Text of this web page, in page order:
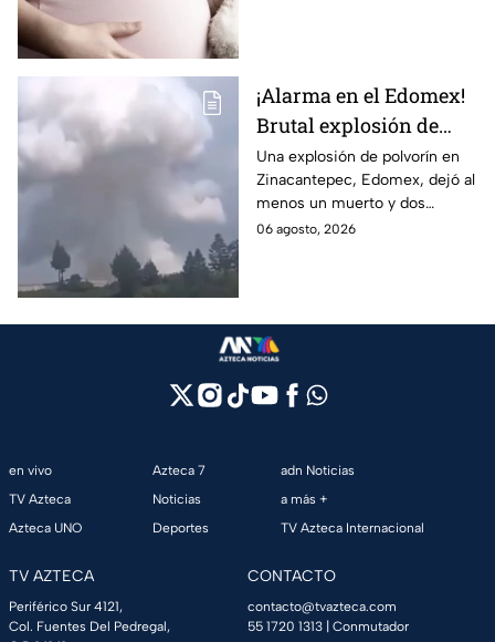
¡Alarma en el Edomex!
Brutal explosión de
polvorín en Santa
María del Monte,
Zinacantepec; reportan
al menos un muerto y
Una explosión de polvorín en
Zinacantepec, Edomex, dejó al
menos un muerto y dos
heridos; autoridades atiende la
06 agosto, 2026
en vivo
TV Azteca
Azteca UNO
Azteca 7
Noticias
Deportes
adn Noticias
a más +
TV Azteca Internacional
TV AZTECA
Periférico Sur 4121,
Col. Fuentes Del Pedregal,
CONTACTO
contacto@tvazteca.com
55 1720 1313 | Conmutador